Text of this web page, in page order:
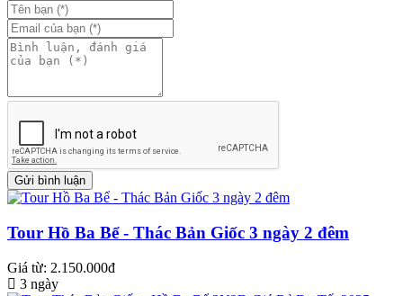
Tour Hồ Ba Bể - Thác Bản Giốc 3 ngày 2 đêm
Giá từ: 2.150.000đ
3 ngày